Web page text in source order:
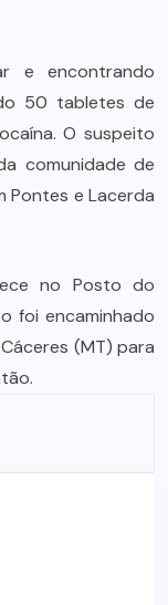
e encontrando
50 tabletes de
O suspeito
comunidade de
Pontes e Lacerda
no Posto do
foi encaminhado
(MT) para